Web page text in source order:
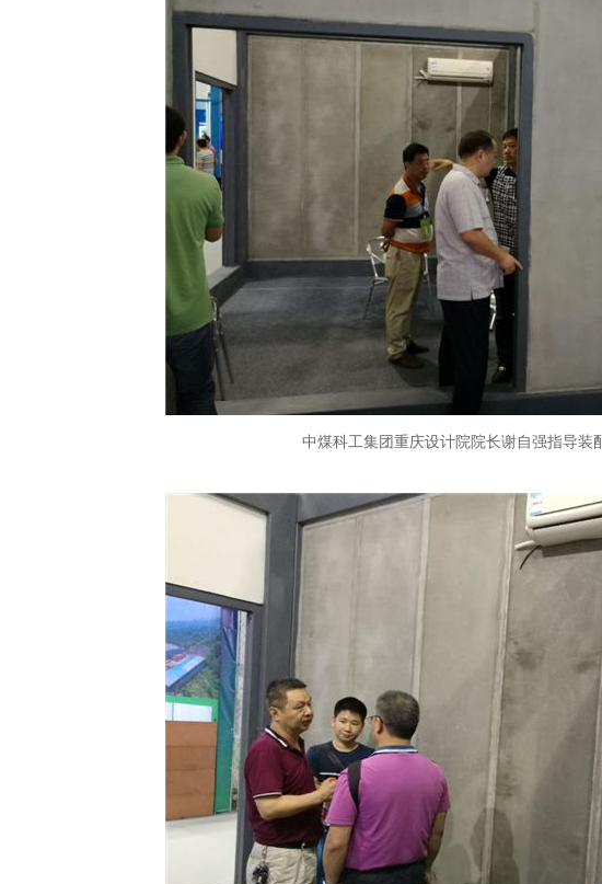
中煤科工集团重庆设计院院长谢自强指导装